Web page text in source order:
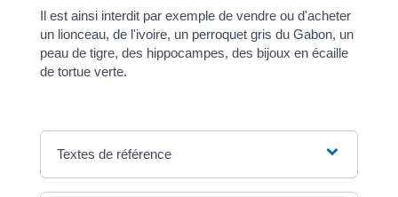
Il est ainsi interdit par exemple de vendre ou d'acheter
un lionceau, de l'ivoire, un perroquet gris du Gabon, un
peau de tigre, des hippocampes, des bijoux en écaille
de tortue verte.
Textes de référence